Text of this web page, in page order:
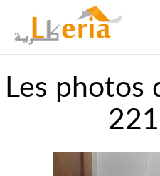
Les photos